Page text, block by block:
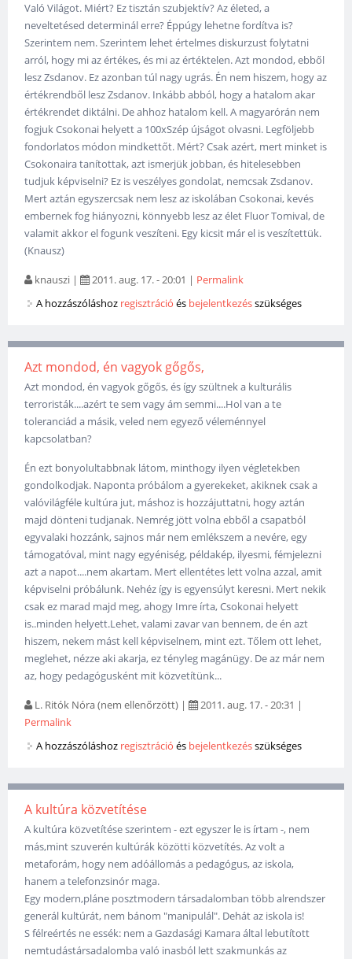
Való Világot. Miért? Ez tisztán szubjektív? Az életed, a
neveltetésed determinál erre? Éppúgy lehetne fordítva is?
Szerintem nem. Szerintem lehet értelmes diskurzust folytatni
arról, hogy mi az értékes, és mi az értéktelen. Azt mondod, ebből
lesz Zsdanov. Ez azonban túl nagy ugrás. Én nem hiszem, hogy az
értékrendből lesz Zsdanov. Inkább abból, hogy a hatalom akar
értékrendet diktálni. De ahhoz hatalom kell. A magyarórán nem
fogjuk Csokonai helyett a 100xSzép újságot olvasni. Legföljebb
fondorlatos módon mindkettőt. Mért? Csak azért, mert minket is
Csokonaira tanítottak, azt ismerjük jobban, és hitelesebben
tudjuk képviselni? Ez is veszélyes gondolat, nemcsak Zsdanov.
Mert aztán egyszercsak nem lesz az iskolában Csokonai, kevés
embernek fog hiányozni, könnyebb lesz az élet Fluor Tomival, de
valamit akkor el fogunk veszíteni. Egy kicsit már el is veszítettük.
(Knausz)
knauszi | 2011. aug. 17. - 20:01 | Permalink
A hozzászóláshoz regisztráció és bejelentkezésszükséges
Azt mondod, én vagyok gőgős,
Azt mondod, én vagyok gőgős, és így szültnek a kulturális
terroristák....azért te sem vagy ám semmi....Hol van a te
toleranciád a másik, veled nem egyező véleménnyel
kapcsolatban?
Én ezt bonyolultabbnak látom, minthogy ilyen végletekben
gondolkodjak. Naponta próbálom a gyerekeket, akiknek csak a
valóvilágféle kultúra jut, máshoz is hozzájuttatni, hogy aztán
majd dönteni tudjanak. Nemrég jött volna ebből a csapatból
egyvalaki hozzánk, sajnos már nem emlékszem a nevére, egy
támogatóval, mint nagy egyéniség, példakép, ilyesmi, fémjelezni
azt a napot....nem akartam. Mert ellentétes lett volna azzal, amit
képviselni próbálunk. Nehéz így is egyensúlyt keresni. Mert nekik
csak ez marad majd meg, ahogy Imre írta, Csokonai helyett
is..minden helyett.Lehet, valami zavar van bennem, de én azt
hiszem, nekem mást kell képviselnem, mint ezt. Tőlem ott lehet,
meglehet, nézze aki akarja, ez tényleg magánügy. De az már nem
az, hogy pedagógusként mit közvetítünk...
L. Ritók Nóra (nem ellenőrzött) | 2011. aug. 17. - 20:31 |
Permalink
A hozzászóláshoz regisztráció és bejelentkezésszükséges
A kultúra közvetítése
A kultúra közvetítése szerintem - ezt egyszer le is írtam -, nem
más,mint szuverén kultúrák közötti közvetítés. Az volt a
metaforám, hogy nem adóállomás a pedagógus, az iskola,
hanem a telefonzsinór maga.
Egy modern,pláne posztmodern társadalomban több alrendszer
generál kultúrát, nem bánom "manipulál". Dehát az iskola is!
S félreértés ne essék: nem a Gazdasági Kamara által lebutított
nemtudástársadalomba való inasból lett szakmunkás az